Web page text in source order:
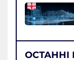
ОСТАННІ